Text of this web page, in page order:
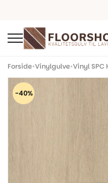
Forside•Vinylgulve•Vinyl SPC
-40%